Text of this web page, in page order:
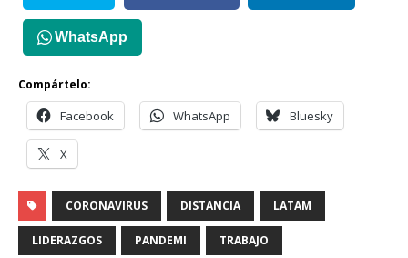
WhatsApp
Compártelo:
Facebook WhatsApp Bluesky
X
CORONAVIRUS DISTANCIA LATAM
LIDERAZGOS PANDEMI TRABAJO